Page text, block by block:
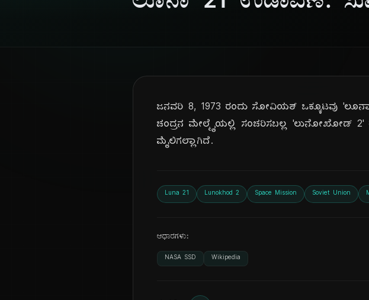
ಜನವರಿ 8, 1973 ರಂದು ಸೋವಿಯತ್ ಒಕ್ಕೂಟವು
ಚಂದ್ರನ ಮೇಲ್ಮೈಯಲ್ಲಿ ಸಂಚರಿಸಬಲ್ಲ 'ಲುನೋಖೋಡ್ 2'
ಮೈಲಿಗಲ್ಲಾಗಿದೆ.
Luna 21 Lunokhod 2 Space Mission Soviet Union
ಆಧಾರಗಳು:
NASA SSD Wikipedia